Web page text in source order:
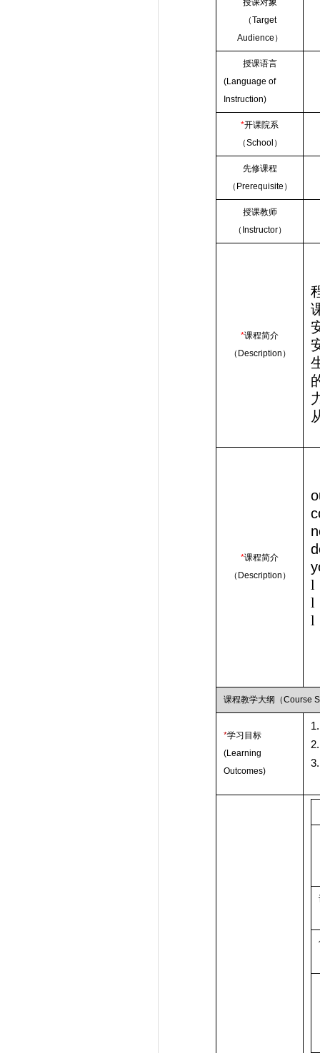
授课对象
（Target
Audience ）
授课语言
(Language of
Instruction)
*开课院系
（School ）
先修课程
（ Prerequisite ）
授课教师
（ Instructor）
*课程简介
（ Description ）
*课程简介
（ Description ）
l
l
l
课程教学大纲（Course
*学习目标
(Learning
Outcomes)
1.
2.
3.